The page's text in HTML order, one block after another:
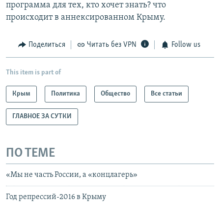
программа для тех, кто хочет знать? что
происходит в аннексированном Крыму.
Поделиться Читать без VPN Follow us
This item is part of
Крым Политика Общество Все статьи
ГЛАВНОЕ ЗА СУТКИ
ПО ТЕМЕ
«Мы не часть России, а «концлагерь»
Год репрессий-2016 в Крыму